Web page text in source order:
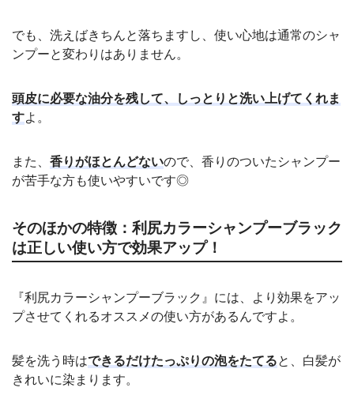
でも、洗えばきちんと落ちますし、使い心地は通常のシャ
ンプーと変わりはありません。
頭皮に必要な油分を残して、しっとりと洗い上げてくれま
すよ。
また、 香りがほとんどないので、香りのついたシャンプー
が苦手な方も使いやすいです◎
そのほかの特徴：利尻カラーシャンプーブラック
は正しい使い方で効果アップ！
『利尻カラーシャンプーブラック』には、より効果をアッ
プさせてくれるオススメの使い方があるんですよ。
髪を洗う時はできるだけたっぷりの泡をたてると、白髪が
きれいに染まります。